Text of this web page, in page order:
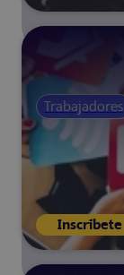
Trabajadores
Inscríbete